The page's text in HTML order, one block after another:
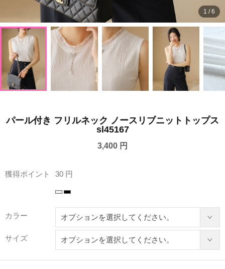
1 /6
パール付き フリルネック ノースリブニットトップス
sl45167
3,400 円
獲得ポイント 30 円
カラー
サイズ